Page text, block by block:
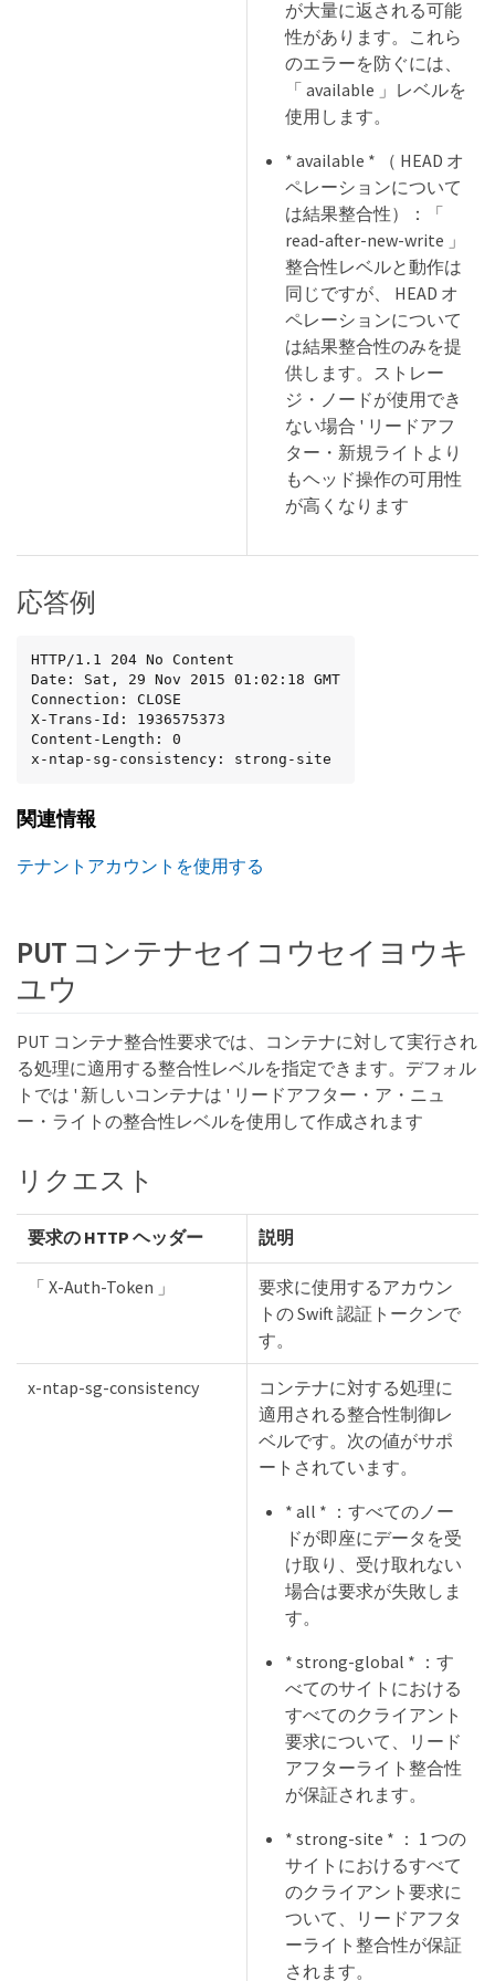
が大量に返される可能
性があります。これら
のエラーを防ぐには、
「 available 」レベルを
使用します。
* available * （ HEAD オ
ペレーションについて
は結果整合性）：「
read-after-new-write 」
整合性レベルと動作は
同じですが、 HEAD オ
ペレーションについて
は結果整合性のみを提
供します。ストレー
ジ・ノードが使用でき
ない場合 ' リードアフ
ター・新規ライトより
もヘッド操作の可用性
が高くなります
応答例
HTTP/1.1 204 No Content
Date: Sat, 29 Nov 2015 01:02:18 GMT
Connection: CLOSE
X-Trans-Id: 1936575373
Content-Length: 0
x-ntap-sg-consistency: strong-site
関連情報
テナントアカウントを使用する
PUT コンテナセイコウセイヨウキ
ユウ
PUT コンテナ整合性要求では、コンテナに対して実行され
る処理に適用する整合性レベルを指定できます。デフォル
トでは ' 新しいコンテナは ' リードアフター・ア・ニュ
ー・ライトの整合性レベルを使用して作成されます
リクエスト
要求の HTTP ヘッダー 説明
「 X-Auth-Token 」
要求に使用するアカウン
トの Swift 認証トークンで
す。
x-ntap-sg-consistency
コンテナに対する処理に
適用される整合性制御レ
ベルです。次の値がサポ
ートされています。
* all * ：すべてのノー
ドが即座にデータを受
け取り、受け取れない
場合は要求が失敗しま
す。
* strong-global * ：す
べてのサイトにおける
すべてのクライアント
要求について、リード
アフターライト整合性
が保証されます。
* strong-site * ： 1 つの
サイトにおけるすべて
のクライアント要求に
ついて、リードアフタ
ーライト整合性が保証
されます。